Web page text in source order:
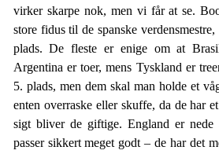
virker skarpe nok, men vi får at se.
store fidus til de spanske
plads. De fleste er enige om at
Argentina er toer, mens Tyskland er
5. plads, men dem skal man holde et
enten overraske eller skuffe, da de har
sigt bliver de giftige. England er
passer sikkert meget godt – de har det